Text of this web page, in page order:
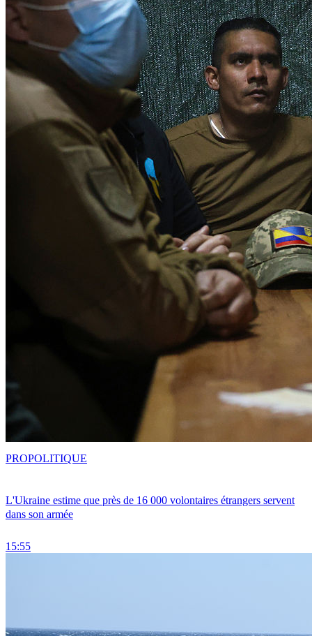
L'Ukraine estime que près de 16 000 volontaires étrangers servent
dans son armée
15:55
PROPOLITIQUE